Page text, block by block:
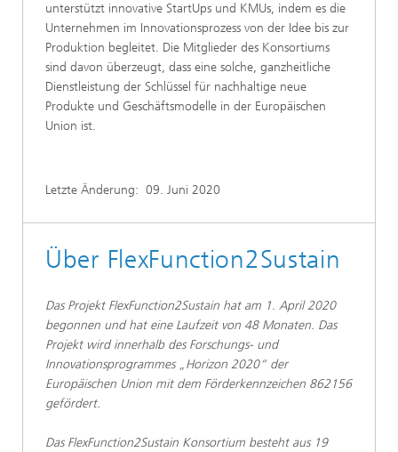
unterstützt innovative StartUps und KMUs, indem es die
Unternehmen im Innovationsprozess von der Idee bis zur
Produktion begleitet. Die Mitglieder des Konsortiums
sind davon überzeugt, dass eine solche, ganzheitliche
Dienstleistung der Schlüssel für nachhaltige neue
Produkte und Geschäftsmodelle in der Europäischen
Union ist.
Letzte Änderung: 09. Juni 2020
Über FlexFunction2Sustain
Das Projekt FlexFunction2Sustain hat am 1. April 2020
begonnen und hat eine Laufzeit von 48 Monaten. Das
Projekt wird innerhalb des Forschungs- und
Innovationsprogrammes „Horizon 2020“ der
Europäischen Union mit dem Förderkennzeichen 862156
gefördert.
Das FlexFunction2Sustain Konsortium besteht aus 19